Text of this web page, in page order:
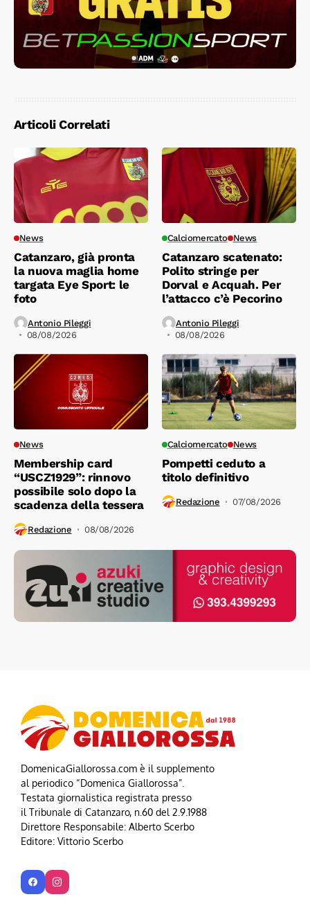
Articoli Correlati
News
Catanzaro, già pronta
la nuova maglia home
targata Eye Sport: le
foto
Antonio Pileggi
08/08/2026
Calciomercato News
Catanzaro scatenato:
Polito stringe per
Dorval e Acquah. Per
l’attacco c’è Pecorino
Antonio Pileggi
08/08/2026
News
Membership card
“USCZ1929”: rinnovo
possibile solo dopo la
scadenza della tessera
Redazione 08/08/2026
Calciomercato News
Pompetti ceduto a
titolo definitivo
Redazione 07/08/2026
DomenicaGiallorossa.com è il supplemento
al periodico “Domenica Giallorossa”.
Testata giornalistica registrata presso
il Tribunale di Catanzaro, n.60 del 2.9.1988
Direttore Responsabile: Alberto Scerbo
Editore: Vittorio Scerbo